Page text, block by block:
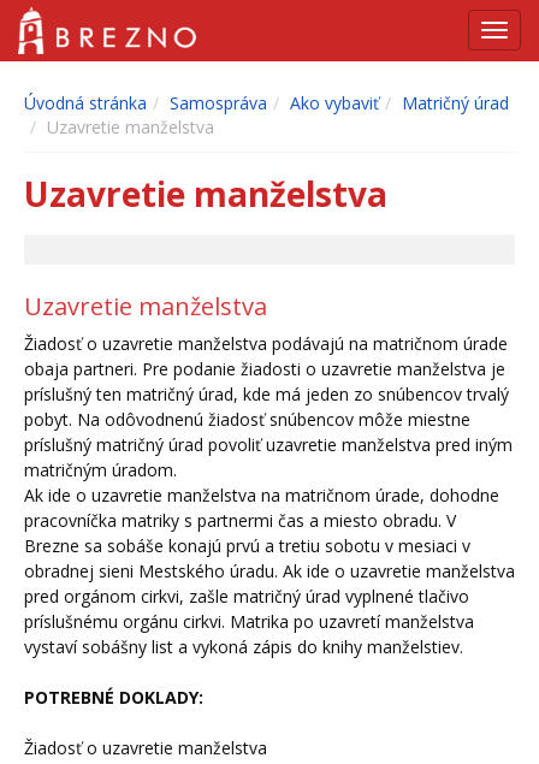
Úvodná stránka Samospráva Ako vybaviť
Matričný úrad
Uzavretie manželstva
Uzavretie manželstva
Uzavretie manželstva
Žiadosť o uzavretie manželstva podávajú na matričnom úrade
obaja partneri. Pre podanie žiadosti o uzavretie manželstva je
príslušný ten matričný úrad, kde má jeden zo snúbencov trvalý
pobyt. Na odôvodnenú žiadosť snúbencov môže miestne
príslušný matričný úrad povoliť uzavretie manželstva pred iným
matričným úradom.
Ak ide o uzavretie manželstva na matričnom úrade, dohodne
pracovníčka matriky s partnermi čas a miesto obradu. V
Brezne sa sobáše konajú prvú a tretiu sobotu v mesiaci v
obradnej sieni Mestského úradu. Ak ide o uzavretie manželstva
pred orgánom cirkvi, zašle matričný úrad vyplnené tlačivo
príslušnému orgánu cirkvi. Matrika po uzavretí manželstva
vystaví sobášny list a vykoná zápis do knihy manželstiev.
POTREBNÉ DOKLADY:
Žiadosť o uzavretie manželstva